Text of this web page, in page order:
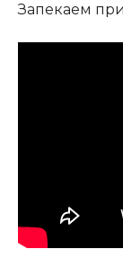
Запекаем при